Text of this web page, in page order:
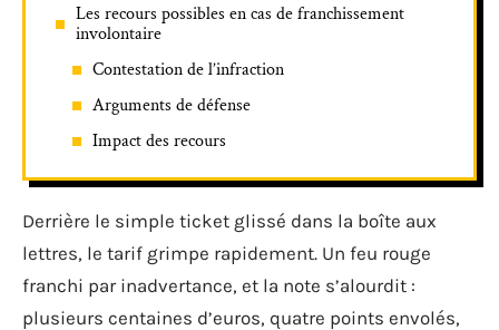
Les recours possibles en cas de franchissement
involontaire
Contestation de l’infraction
Arguments de défense
Impact des recours
Derrière le simple ticket glissé dans la boîte aux
lettres, le tarif grimpe rapidement. Un feu rouge
franchi par inadvertance, et la note s’alourdit :
plusieurs centaines d’euros, quatre points envolés,